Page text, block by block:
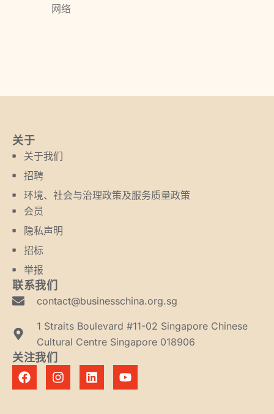
网络
关于
关于我们
招聘
环境、社会与治理政策及服务质量政策
会员
隐私声明
招标
举报
联系我们
contact@businesschina.org.sg
1 Straits Boulevard #11-02 Singapore Chinese
Cultural Centre Singapore 018906
关注我们